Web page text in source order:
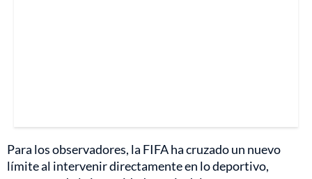
Para los observadores, la FIFA ha cruzado un nuevo
límite al intervenir directamente en lo deportivo,